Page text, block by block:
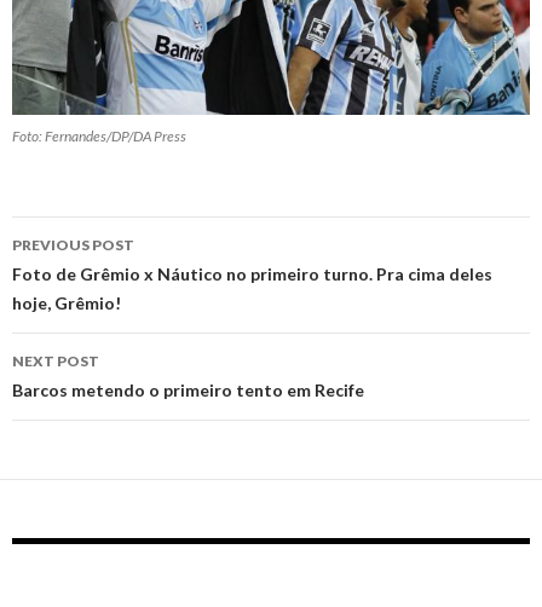
Foto: Fernandes/DP/DA Press
Post
navigation
PREVIOUS POST
Foto de Grêmio x Náutico no primeiro turno. Pra cima deles
hoje, Grêmio!
NEXT POST
Barcos metendo o primeiro tento em Recife